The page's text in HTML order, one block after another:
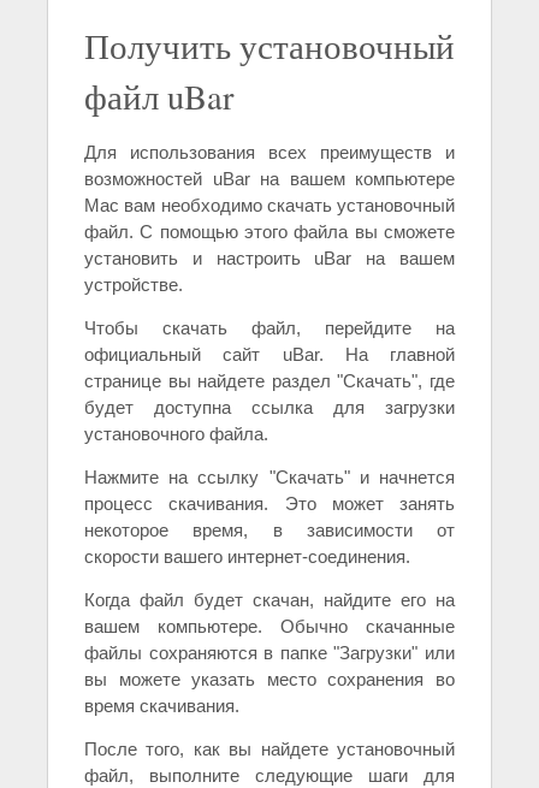
Получить установочный
файл uBar
Для использования всех преимуществ и
возможностей uBar на вашем компьютере
Mac вам необходимо скачать установочный
файл. С помощью этого файла вы сможете
установить и настроить uBar на вашем
устройстве.
Чтобы скачать файл, перейдите на
официальный сайт uBar. На главной
странице вы найдете раздел "Скачать", где
будет доступна ссылка для загрузки
установочного файла.
Нажмите на ссылку "Скачать" и начнется
процесс скачивания. Это может занять
некоторое время, в зависимости от
скорости вашего интернет-соединения.
Когда файл будет скачан, найдите его на
вашем компьютере. Обычно скачанные
файлы сохраняются в папке "Загрузки" или
вы можете указать место сохранения во
время скачивания.
После того, как вы найдете установочный
файл, выполните следующие шаги для